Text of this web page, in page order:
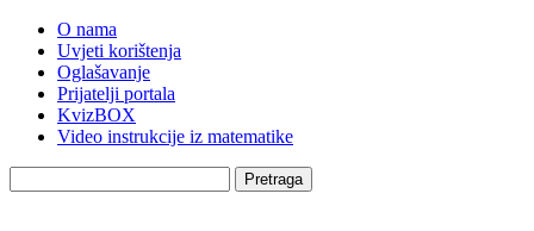
O nama
Uvjeti korištenja
Oglašavanje
Prijatelji portala
KvizBOX
Video instrukcije iz matematike
Pretraga